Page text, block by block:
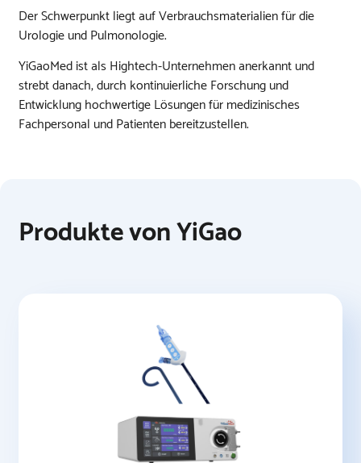
Der Schwerpunkt liegt auf Verbrauchsmaterialien für die
Urologie und Pulmonologie.
YiGaoMed ist als Hightech-Unternehmen anerkannt und
strebt danach, durch kontinuierliche Forschung und
Entwicklung hochwertige Lösungen für medizinisches
Fachpersonal und Patienten bereitzustellen.
Produkte von YiGao